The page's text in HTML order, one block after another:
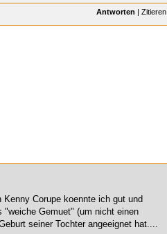
Antworten | Zitieren
Corupe koennte ich gut und
Gemuet" (um nicht einen
seiner Tochter angeeignet hat....